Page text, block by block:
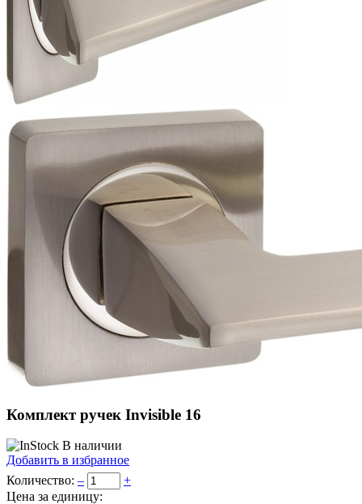
Комплект ручек Invisible 16
В наличии
Добавить в избранное
Количество: –
+
Цена за единицу: